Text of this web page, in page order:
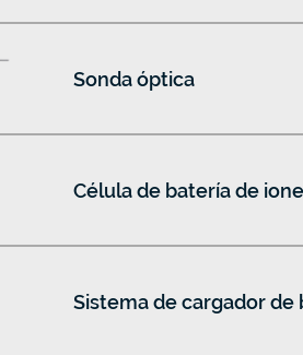
Sonda óptica
Célula de batería de
Sistema de cargador de